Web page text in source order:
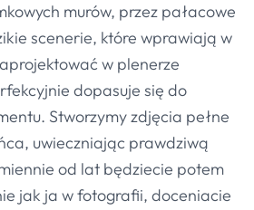
murów, przez pałacowe
scenerie, które wprawiają w
w plenerze
dopasuje się do
Stworzymy zdjęcia pełne
uwieczniając prawdziwą
od lat będziecie potem
jak ja w fotografii, doceniacie